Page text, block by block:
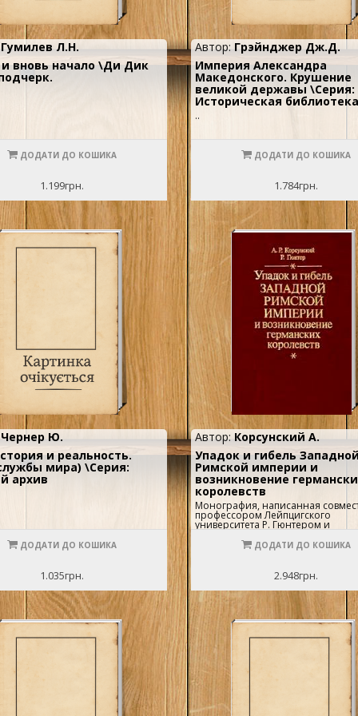
Гумилев Л.Н.
и вновь начало \Ди Дик
ДОДАТИ ДО КОШИКА
1.199грн.
Автор:Грэйнджер Дж.Д.
Империя Александра
Македонского. Крушение
великой державы \Серия:
Историческая библиотека
..
ДОДАТИ ДО КОШИКА
1.784грн.
Чернер Ю.
и реальность.
мира) \Серия:
архив
ДОДАТИ ДО КОШИКА
1.035грн.
Автор:Корсунский А.
Упадок и гибель Западной
Римской империи и
возникновение
королевств
Монография, написанная
профессором Лейпцигского
университета Р. Гюнтером и
А. Р. Корсунским, издается
на немецком и русском языках в
посвящена проблеме перехода от
античности к средневековью. В
показан упадок римского
рабовладельческого общества и
возникновение и развитие (или
германских королевств до
рассматриваемые как
революционный процесс
экономических и политических
преобразований, завершившийся
становлением раннефеодальных
отношений. Книга содержит
фактический материал,
обосновывающий стройную
авторов. Особую ценность ей
ДОДАТИ ДО КОШИКА
2.948грн.